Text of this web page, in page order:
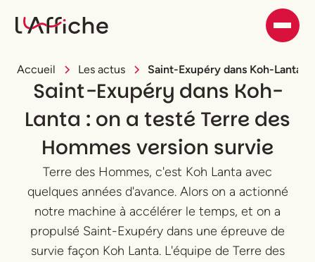
Accueil Les actus Saint-Exupéry dans Koh-Lanta :
Saint-Exupéry dans Koh-
Lanta : on a testé Terre des
Hommes version survie
Terre des Hommes, c'est Koh Lanta avec
quelques années d'avance. Alors on a actionné
notre machine à accélérer le temps, et on a
propulsé Saint-Exupéry dans une épreuve de
survie façon Koh Lanta. L'équipe de Terre des